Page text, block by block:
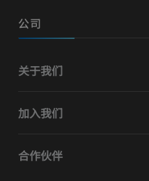
公司
关于我们
加入我们
合作伙伴